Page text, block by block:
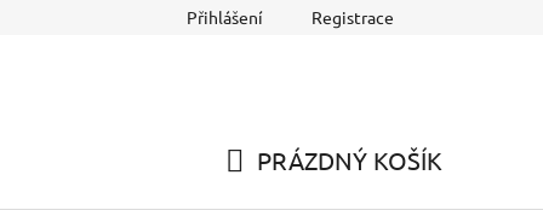
Reklamace a Vracení zboží
Přihlášení Registrace
PRÁZDNÝ KOŠÍK